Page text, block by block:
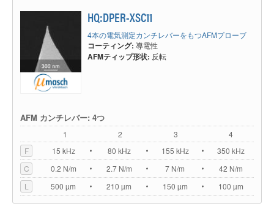
HQ:DPER-XSC11
4本の電気測定カンチレバーをもつAFMプローブ
コーティング: 導電性
AFMティップ形状: 反転
AFM カンチレバー: 4つ
1 2 3
4
F
15 kHz 80 kHz 155 kHz
350 kHz
C
0.2 N/m 2.7 N/m 7 N/m
42 N/m
L
500 µm 210 µm 150 µm 100 µm